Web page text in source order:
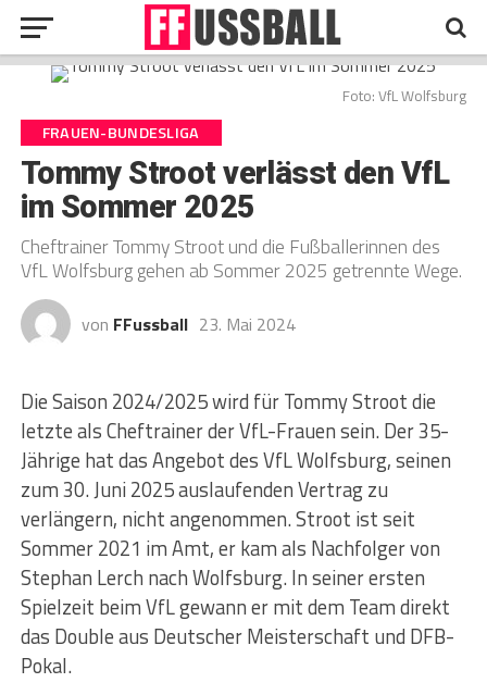
Foto: VfL Wolfsburg
FRAUEN-BUNDESLIGA
Tommy Stroot verlässt den VfL
im Sommer 2025
Cheftrainer Tommy Stroot und die Fußballerinnen des
VfL Wolfsburg gehen ab Sommer 2025 getrennte Wege.
von FFussball 23. Mai 2024
Die Saison 2024/2025 wird für Tommy Stroot die
letzte als Cheftrainer der VfL-Frauen sein. Der 35-
Jährige hat das Angebot des VfL Wolfsburg, seinen
zum 30. Juni 2025 auslaufenden Vertrag zu
verlängern, nicht angenommen. Stroot ist seit
Sommer 2021 im Amt, er kam als Nachfolger von
Stephan Lerch nach Wolfsburg. In seiner ersten
Spielzeit beim VfL gewann er mit dem Team direkt
das Double aus Deutscher Meisterschaft und DFB-
Pokal.